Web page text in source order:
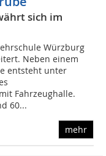
sich im
Würzburg
Neben einem
entsteht unter
Fahrzeughalle.
60...
mehr